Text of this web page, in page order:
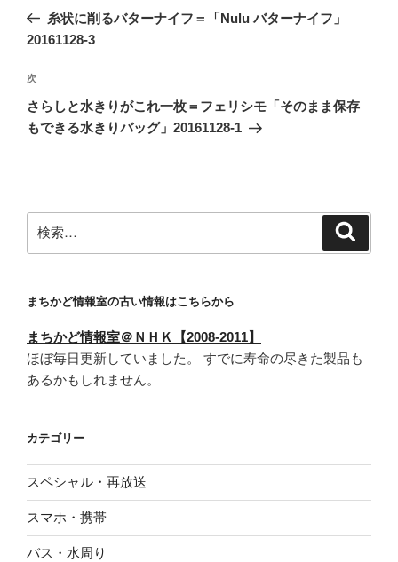
ナ
ゲ
ー
シ
の
投
糸状に削るバターナイフ＝「Nulu バターナイフ」
20161128-3
次
の
投
次
さらしと水きりがこれ一枚＝フェリシモ「そのまま保存
もできる水きりバッグ」20161128-1
索:
まちかど情報室の古い情報はこちらから
まちかど情報室＠ＮＨＫ【2008-2011】
ほぼ毎日更新していました。 すでに寿命の尽きた製品も
あるかもしれません。
カテゴリー
スペシャル・再放送
スマホ・携帯
バス・水周り